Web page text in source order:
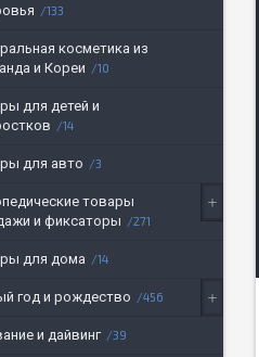
133
косметика из
и Кореи
10
для детей и
14
для авто 3
товары
и фиксаторы
271
для дома 14
год и рождество 456
и дайвинг 39